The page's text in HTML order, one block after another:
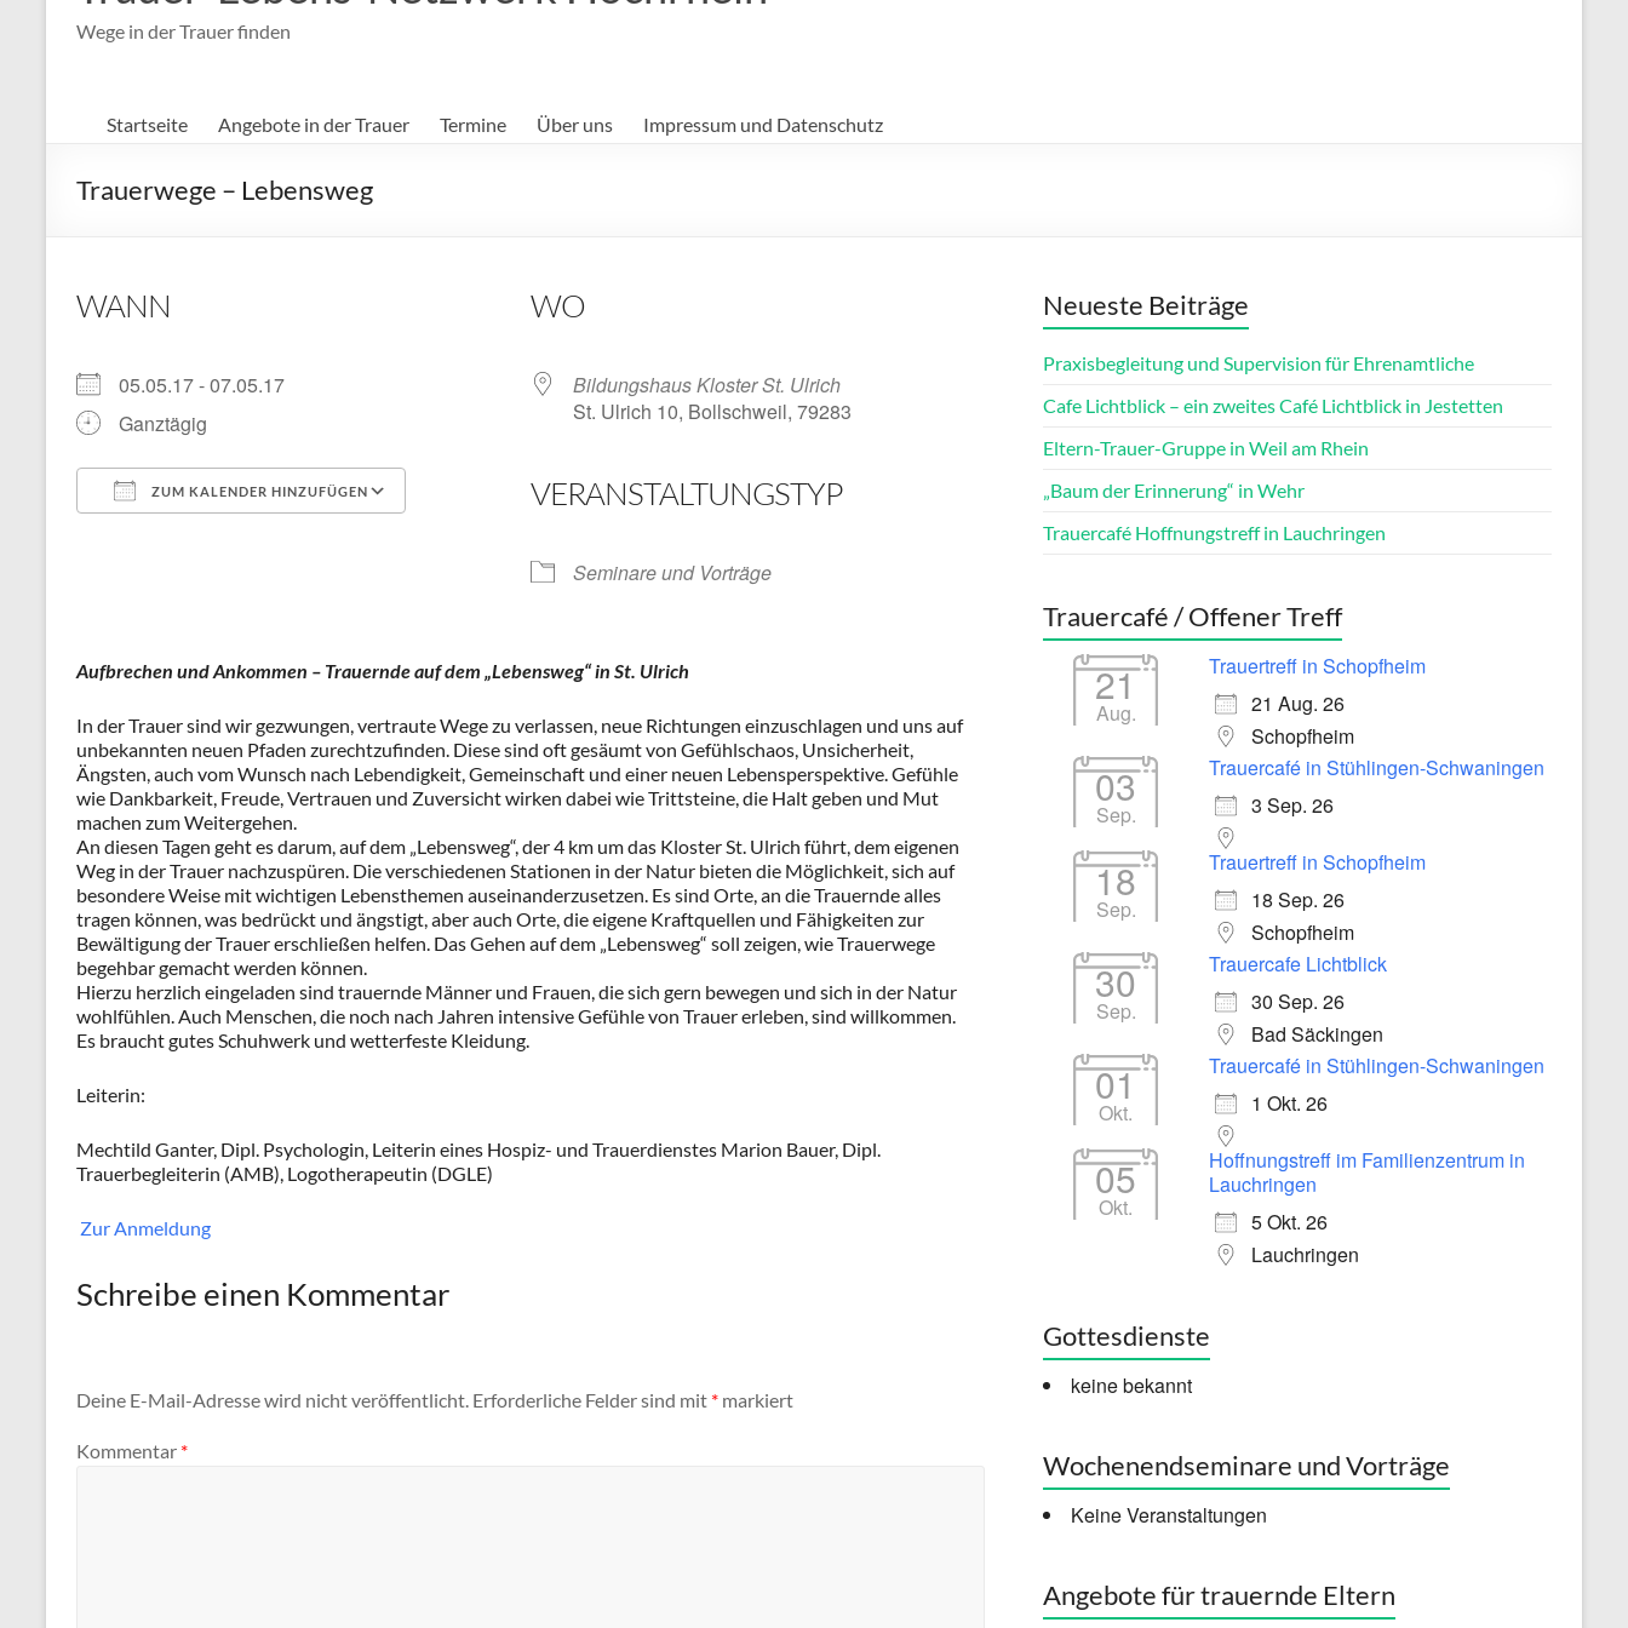
Wege in der Trauer finden
Startseite Angebote in der Trauer Termine Über uns Impressum und Datenschutz
Trauerwege – Lebensweg
WANN
05.05.17 - 07.05.17
Ganztägig
ZUM KALENDER HINZUFÜGEN
Office 365
WO
Bildungshaus Kloster St. Ulrich
St. Ulrich 10, Bollschweil, 79283
VERANSTALTUNGSTYP
Seminare und Vorträge
Aufbrechen und Ankommen – Trauernde auf dem „Lebensweg“ in St. Ulrich
In der Trauer sind wir gezwungen, vertraute Wege zu verlassen, neue Richtungen einzuschlagen und uns auf
unbekannten neuen Pfaden zurechtzufinden. Diese sind oft gesäumt von Gefühlschaos, Unsicherheit,
Ängsten, auch vom Wunsch nach Lebendigkeit, Gemeinschaft und einer neuen Lebensperspektive. Gefühle
wie Dankbarkeit, Freude, Vertrauen und Zuversicht wirken dabei wie Trittsteine, die Halt geben und Mut
machen zum Weitergehen.
An diesen Tagen geht es darum, auf dem „Lebensweg“, der 4 km um das Kloster St. Ulrich führt, dem eigenen
Weg in der Trauer nachzuspüren. Die verschiedenen Stationen in der Natur bieten die Möglichkeit, sich auf
besondere Weise mit wichtigen Lebensthemen auseinanderzusetzen. Es sind Orte, an die Trauernde alles
tragen können, was bedrückt und ängstigt, aber auch Orte, die eigene Kraftquellen und Fähigkeiten zur
Bewältigung der Trauer erschließen helfen. Das Gehen auf dem „Lebensweg“ soll zeigen, wie Trauerwege
begehbar gemacht werden können.
Hierzu herzlich eingeladen sind trauernde Männer und Frauen, die sich gern bewegen und sich in der Natur
wohlfühlen. Auch Menschen, die noch nach Jahren intensive Gefühle von Trauer erleben, sind willkommen.
Es braucht gutes Schuhwerk und wetterfeste Kleidung.
Leiterin:
Mechtild Ganter, Dipl. Psychologin, Leiterin eines Hospiz- und Trauerdienstes Marion Bauer, Dipl.
Trauerbegleiterin (AMB), Logotherapeutin (DGLE)
Zur Anmeldung
Schreibe einen Kommentar
Deine E-Mail-Adresse wird nicht veröffentlicht. Erforderliche Felder sind mit * markiert
Kommentar *
Neueste Beiträge
Praxisbegleitung und Supervision für Ehrenamtliche
Cafe Lichtblick – ein zweites Café Lichtblick in Jestetten
Eltern-Trauer-Gruppe in Weil am Rhein
„Baum der Erinnerung“ in Wehr
Trauercafé Hoffnungstreff in Lauchringen
Trauercafé / Offener Treff
21
Aug.
Trauertreff in Schopfheim
21 Aug. 26
Schopfheim
03
Sep.
Trauercafé in Stühlingen-Schwaningen
3 Sep. 26
18
Sep.
Trauertreff in Schopfheim
18 Sep. 26
Schopfheim
30
Sep.
Trauercafe Lichtblick
30 Sep. 26
Bad Säckingen
01
Okt.
Trauercafé in Stühlingen-Schwaningen
1 Okt. 26
05
Okt.
Hoffnungstreff im Familienzentrum in
Lauchringen
5 Okt. 26
Lauchringen
Gottesdienste
keine bekannt
Wochenendseminare und Vorträge
Keine Veranstaltungen
Angebote für trauernde Eltern